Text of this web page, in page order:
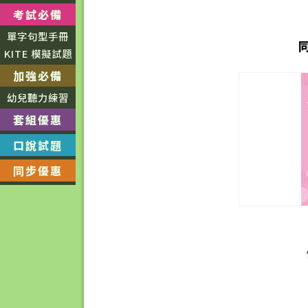
考試必備
單字句型手冊
KITE 模擬試題
加強必備
幼兒聽力練習
套組優惠
口說試題
同步優惠